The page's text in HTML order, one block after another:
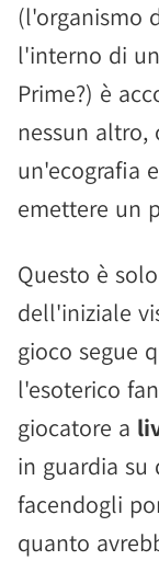
(l'organismo
l'interno di
Prime?) è
nessun altro,
un'ecografia
emettere un
Questo è
dell'iniziale
gioco segue
l'esoterico
giocatore a
in guardia su
facendogli
quanto